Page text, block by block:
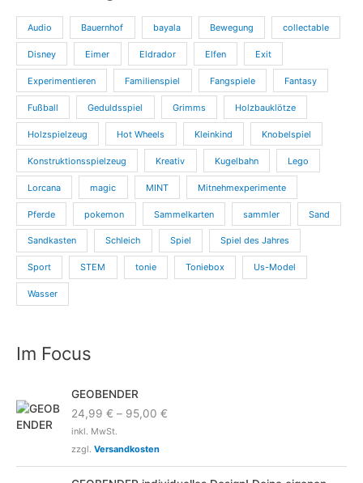
Audio Bauernhof bayala Bewegung collectable
Disney Eimer Eldrador Elfen Exit
Experimentieren Familienspiel Fangspiele Fantasy
Fußball Geduldsspiel Grimms Holzbauklötze
Holzspielzeug Hot Wheels Kleinkind Knobelspiel
Konstruktionsspielzeug Kreativ Kugelbahn Lego
Lorcana magic MINT Mitnehmexperimente
Pferde pokemon Sammelkarten sammler Sand
Sandkasten Schleich Spiel Spiel des Jahres
Sport STEM tonie Toniebox Us-Model
Wasser
Im Focus
GEOBENDER
24,99€ – 95,00€
inkl. MwSt.
zzgl.Versandkosten